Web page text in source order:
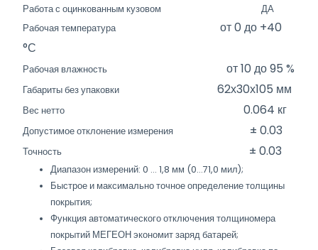
Работа с оцинкованным кузовом ДА
Рабочая температураот 0 до +40
°С
Рабочая влажностьот 10 до 95 %
Габариты без упаковки62х30х105 мм
Вес нетто0.064 кг
Допустимое отклонение измерения ± 0.03
Точность ± 0.03
Диапазон измерений: 0 … 1,8 мм (0…71,0 мил);
Быстрое и максимально точное определение толщины
покрытия;
Функция автоматического отключения толщиномера
покрытий МЕГЕОН экономит заряд батарей;